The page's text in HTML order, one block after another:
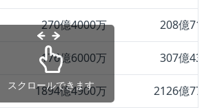
270億4000万 208億
176億6000万 307億
1894億4900万 2126億
スクロールできます